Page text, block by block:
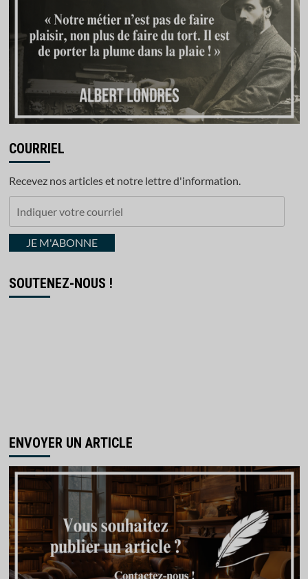
COURRIEL
Recevez nos articles et notre lettre d'information.
courrielJE M'ABONNE
SOUTENEZ-NOUS !
ENVOYER UN ARTICLE